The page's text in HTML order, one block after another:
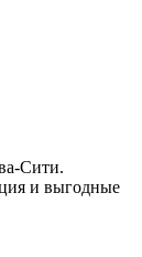
Сити.
и выгодные